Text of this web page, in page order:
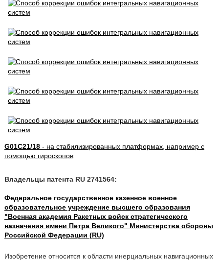
G01C21/18- на стабилизированных платформах, например с
помощью гироскопов
Владельцы патента RU 2741564:
Федеральное государственное казенное военное
образовательное учреждение высшего образования
"Военная академия Ракетных войск стратегического
назначения имени Петра Великого" Министерства обороны
Российской Федерации (RU)
Изобретение относится к области инерциальных навигационных